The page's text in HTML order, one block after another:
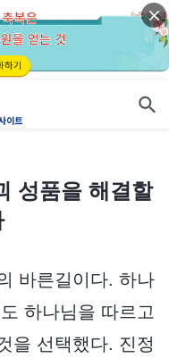
있다
성품을 해결할
바른길이다. 하나
하나님을 따르고
을 선택했다. 진정